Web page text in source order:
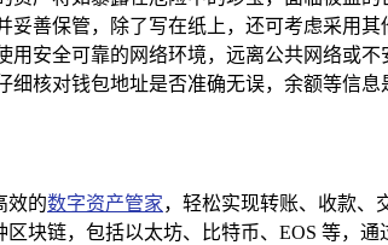
善保管，除了写在纸上，还可考虑采用其
用安全可靠的网络环境，远离公共网络或
核对钱包地址是否准确无误，余额等信
效的数字资产管家，轻松实现转账、收款、
块链，包括以太坊、比特币、EOS 等，